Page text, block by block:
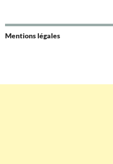
Mentions légales